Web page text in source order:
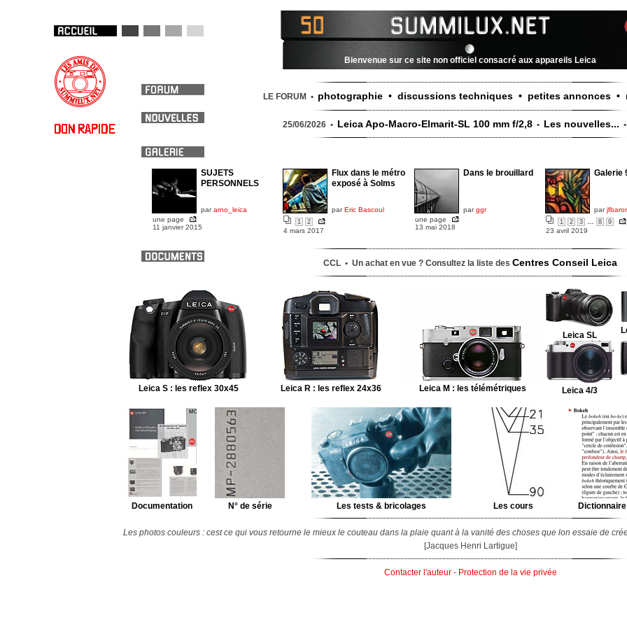
Bienvenue sur ce site non officiel consacré aux appareils Leica
LE FORUM • photographie • discussions techniques • petites annonces •
25/06/2026 • Leica Apo-Macro-Elmarit-SL 100 mm f/2,8• Les nouvelles...
SUJETS
PERSONNELS
pararno_leica
une page
11 janvier 2015
Flux dans le métro
exposé à Solms
parEric Bascoul
1 2
4 mars 2017
Dans le brouillard
parggr
une page
13 mai 2018
Galerie
par
1 2 3 8 9
23 avril 2019
CCL • Un achat en vue ? Consultez la liste des Centres Conseil Leica
Leica S : les reflex 30x45 Leica R : les reflex 24x36 Leica M : les télémétriques
Leica SL
Leica 4/3
Documentation N° de série Les tests & bricolages Les cours Dictionnaire
Les photos couleurs : cest ce qui vous retourne le mieux le couteau dans la plaie quant à la vanité des choses que lon essaie de
[Jacques Henri Lartigue]
Contacter l'auteur- Protection de la vie privée